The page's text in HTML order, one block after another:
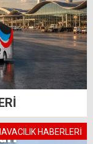
HABERLERİ